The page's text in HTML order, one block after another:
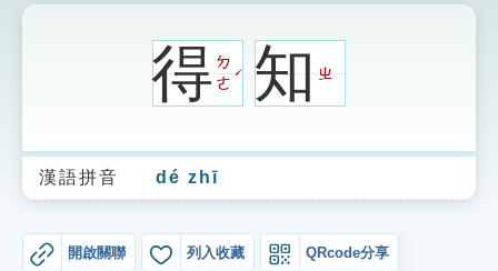
生字詞彙表
成語故事
圖
得ㄉ
ㄜ
ˊ 知ㄓ
漢語拼音 dé zhī
開啟關聯 列入收藏 QRcode分享